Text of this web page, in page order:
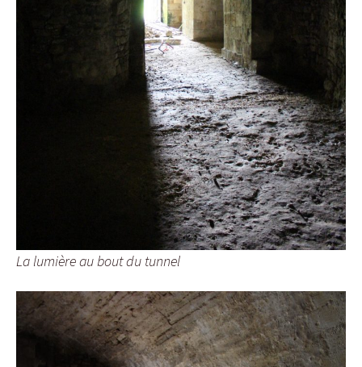
La lumière au bout du tunnel